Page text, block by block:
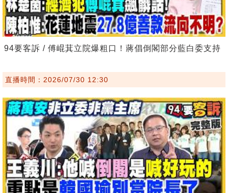
94要客訴 / 傅崐萁立院爆粗口！蔣倡倒閣部分藍白委支持
直播時間：2026/07/30 12:30